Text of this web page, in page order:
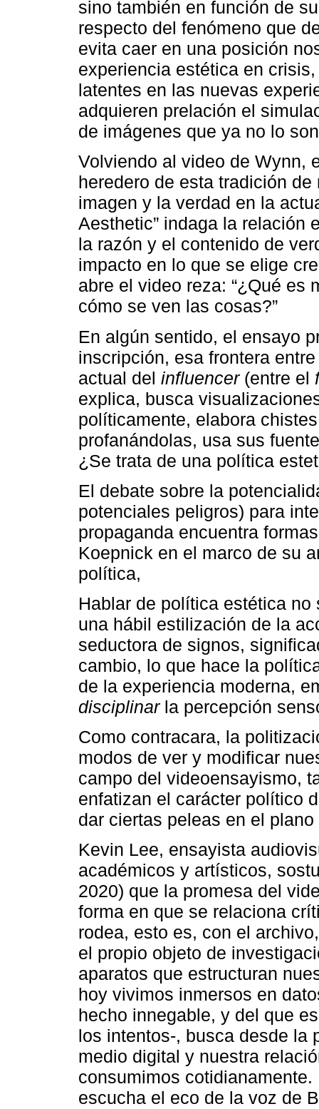
sino también en función de
respecto del fenómeno que
evita caer en una posición
experiencia estética en
latentes en las nuevas
adquieren prelación el
de imágenes que ya no lo
Volviendo al video de Wynn,
heredero de esta tradición
imagen y la verdad en la
Aesthetic” indaga la relación
la razón y el contenido de
impacto en lo que se elige
abre el video reza: “¿Qué es
cómo se ven las cosas?”
En algún sentido, el ensayo
inscripción, esa frontera
actual del influencer(entre el
explica, busca
políticamente, elabora
profanándolas, usa sus
¿Se trata de una política
El debate sobre la
potenciales peligros) para
propaganda encuentra
Koepnick en el marco de su
política,
Hablar de política estética
una hábil estilización de la
seductora de signos,
cambio, lo que hace la
de la experiencia moderna,
disciplinarla percepción
Como contracara, la
modos de ver y modificar
campo del videoensayismo,
enfatizan el carácter político
dar ciertas peleas en el
Kevin Lee, ensayista
académicos y artísticos,
2020) que la promesa del
forma en que se relaciona
rodea, esto es, con el
el propio objeto de
aparatos que estructuran
hoy vivimos inmersos en
hecho innegable, y del que
los intentos-, busca desde la
medio digital y nuestra
consumimos
escucha el eco de la voz de